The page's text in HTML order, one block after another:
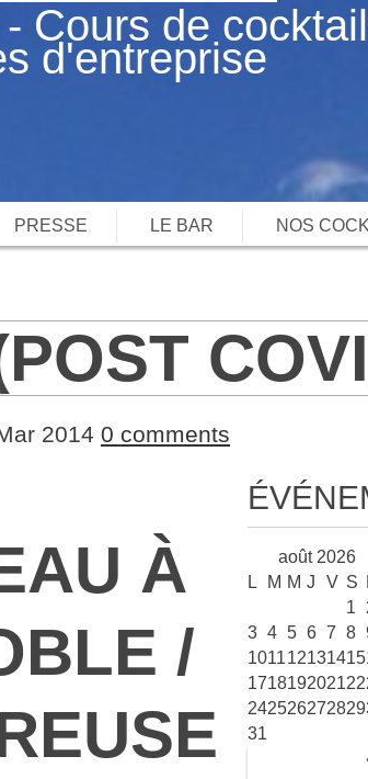
Cours de
d'entreprise
PRESSE LE BAR NOS
2014 0 comments
À
/
août 2026
L
M M J V S
1
3 4 5 6 7 8
101112131415
171819202122
242526272829
31